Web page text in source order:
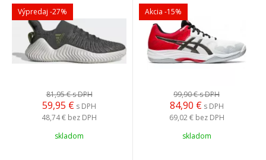
Výpredaj -27%
81,95 €s DPH
59,95 € s DPH
48,74 € bez DPH
skladom
Akcia -15%
99,90 €s DPH
84,90 € s DPH
69,02 € bez DPH
skladom